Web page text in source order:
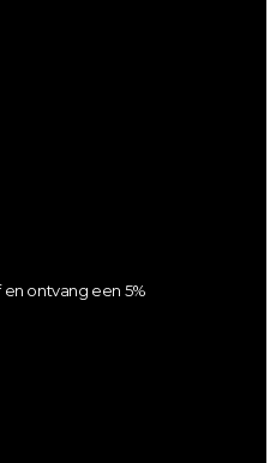
ontvang een 5%